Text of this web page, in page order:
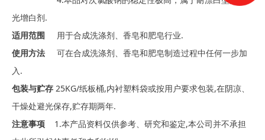
光增白剂.
适用范围 用于合成洗涤剂、香皂和肥皂行业.
使用方法 可在合成洗涤剂、香皂和肥皂制造过程中任何一步加
入.
包装与贮存 25KG/纸板桶,内衬塑料袋或按用户要求包装,在阴凉、
干燥处避光保存,贮存期两年.
注意事项 1.本产品资料仅供参考、研究和鉴定,本公司并不承担